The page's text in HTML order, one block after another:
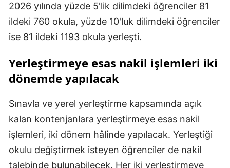
2026 yılında yüzde 5'lik dilimdeki öğrenciler 81
ildeki 760 okula, yüzde 10'luk dilimdeki öğrenciler
ise 81 ildeki 1193 okula yerleşti.
Yerleştirmeye esas nakil işlemleri iki
dönemde yapılacak
Sınavla ve yerel yerleştirme kapsamında açık
kalan kontenjanlara yerleştirmeye esas nakil
işlemleri, iki dönem hâlinde yapılacak. Yerleştiği
okulu değiştirmek isteyen öğrenciler de nakil
talebinde bulunabilecek. Her iki yerleştirmeye